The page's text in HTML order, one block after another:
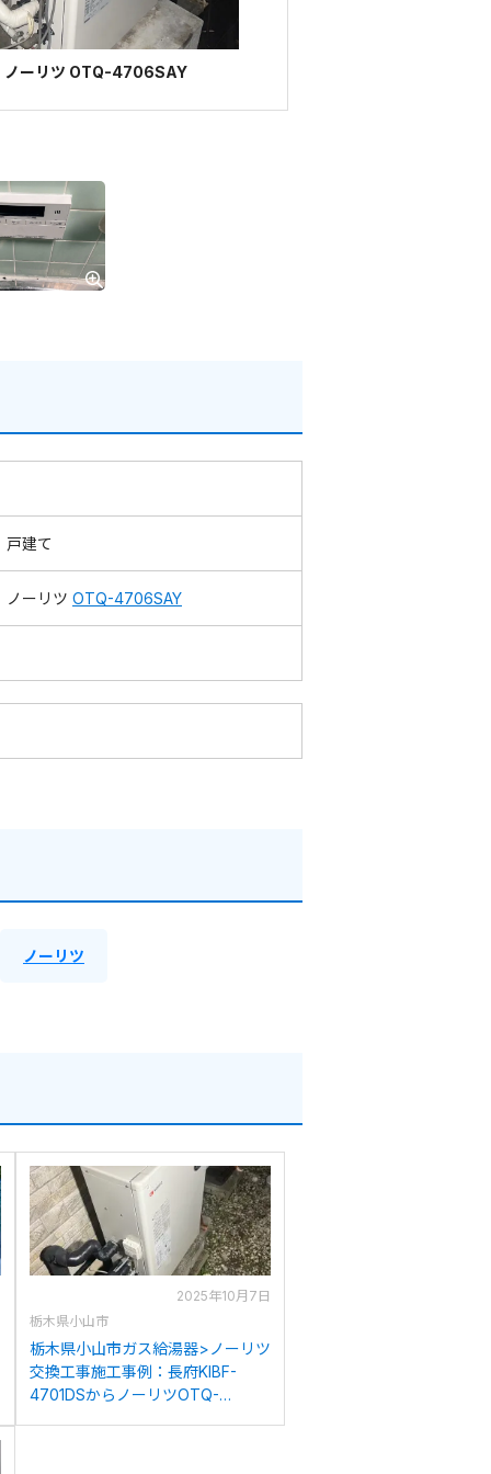
ノーリツ OTQ-4706SAY
戸建て
ノーリツ OTQ-4706SAY
ノーリツ
2025年10月7日
栃木県小山市
栃木県小山市ガス給湯器>ノーリツ
交換工事施工事例：長府KIBF-
4701DSからノーリツOTQ-